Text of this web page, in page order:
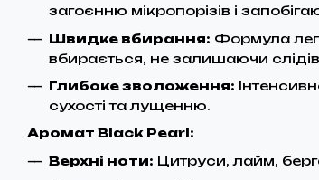
загоєнню мікропорізів і
Швидке вбирання: Формула
вбирається, не залишаючи
Глибоке зволоження:
сухості та лущенню.
Аромат Black Pearl:
Верхні ноти: Цитруси, лайм,